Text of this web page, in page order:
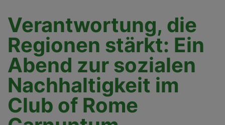
Verantwortung, die
Regionen stärkt: Ein
Abend zur sozialen
Nachhaltigkeit im
Club of Rome